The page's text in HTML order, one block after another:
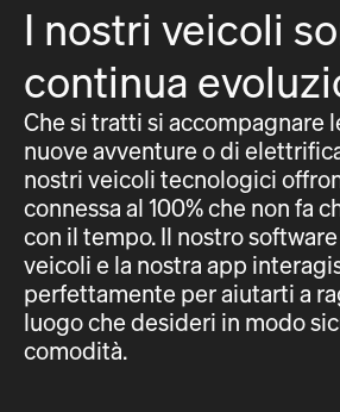
I nostri veicoli
continua
Che si tratti si accompagnare
nuove avventure o di
nostri veicoli tecnologici
connessa al 100% che non fa
con il tempo. Il nostro
veicoli e la nostra app
perfettamente per aiutarti a
luogo che desideri in modo
comodità.